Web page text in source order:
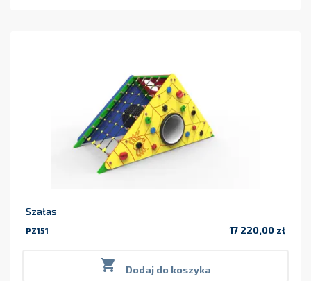
Szałas
PZ151 17 220,00 zł
 Dodaj do koszyka